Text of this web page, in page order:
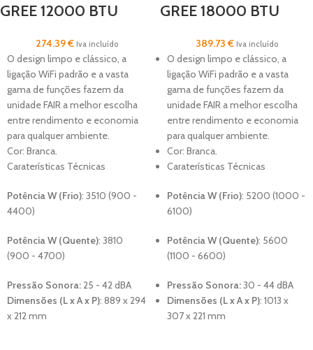
GREE 12000 BTU
274.39€ Iva incluído
O design limpo e clássico, a
ligação WiFi padrão e a vasta
gama de funções fazem da
unidade FAIR a melhor escolha
entre rendimento e economia
para qualquer ambiente.
Cor: Branca.
Caraterísticas Técnicas
Potência W (Frio): 3510 (900 -
4400)
Potência W (Quente): 3810
(900 - 4700)
Pressão Sonora:25 - 42 dBA
Dimensões (L x A x P): 889 x 294
x 212 mm
GREE 18000 BTU
389.73€ Iva incluído
O design limpo e clássico, a
ligação WiFi padrão e a vasta
gama de funções fazem da
unidade FAIR a melhor escolha
entre rendimento e economia
para qualquer ambiente.
Cor: Branca.
Caraterísticas Técnicas
Potência W (Frio): 5200 (1000 -
6100)
Potência W (Quente): 5600
(1100 - 6600)
Pressão Sonora:30 - 44 dBA
Dimensões (L x A x P): 1013 x
307 x 221 mm